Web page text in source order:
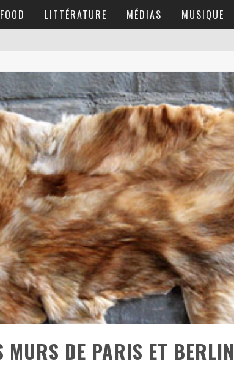
FOOD LITTÉRATURE MÉDIAS MUSIQUE
MURS DE PARIS ET BERLIN